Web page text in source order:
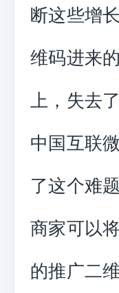
断这些增
维码进来
上，失去
中国互联
了这个难题
商家可以
的推广二